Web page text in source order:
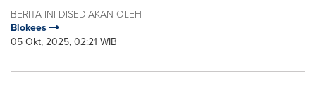
BERITA INI DISEDIAKAN OLEH
Blokees
05 Okt, 2025, 02:21 WIB